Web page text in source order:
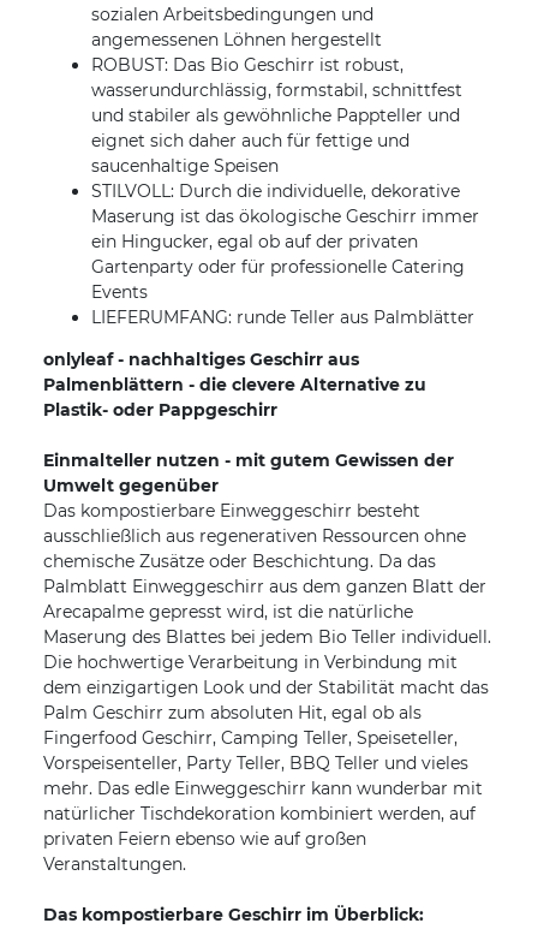
sozialen Arbeitsbedingungen und
angemessenen Löhnen hergestellt
ROBUST: Das Bio Geschirr ist robust,
wasserundurchlässig, formstabil, schnittfest
und stabiler als gewöhnliche Pappteller und
eignet sich daher auch für fettige und
saucenhaltige Speisen
STILVOLL: Durch die individuelle, dekorative
Maserung ist das ökologische Geschirr immer
ein Hingucker, egal ob auf der privaten
Gartenparty oder für professionelle Catering
Events
LIEFERUMFANG: runde Teller aus Palmblätter
onlyleaf - nachhaltiges Geschirr aus
Palmenblättern - die clevere Alternative zu
Plastik- oder Pappgeschirr
Einmalteller nutzen - mit gutem Gewissen der
Umwelt gegenüber
Das kompostierbare Einweggeschirr besteht
ausschließlich aus regenerativen Ressourcen ohne
chemische Zusätze oder Beschichtung. Da das
Palmblatt Einweggeschirr aus dem ganzen Blatt der
Arecapalme gepresst wird, ist die natürliche
Maserung des Blattes bei jedem Bio Teller individuell.
Die hochwertige Verarbeitung in Verbindung mit
dem einzigartigen Look und der Stabilität macht das
Palm Geschirr zum absoluten Hit, egal ob als
Fingerfood Geschirr, Camping Teller, Speiseteller,
Vorspeisenteller, Party Teller, BBQ Teller und vieles
mehr. Das edle Einweggeschirr kann wunderbar mit
natürlicher Tischdekoration kombiniert werden, auf
privaten Feiern ebenso wie auf großen
Veranstaltungen.
Das kompostierbare Geschirr im Überblick: